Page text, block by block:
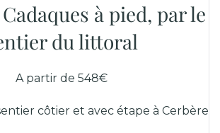
à pied, par le
du littoral
A partir de 548€
côtier et avec étape à Cerbère